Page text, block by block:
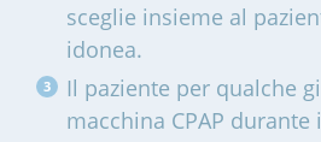
sceglie insieme al
idonea.
Il paziente per qualche
macchina CPAP